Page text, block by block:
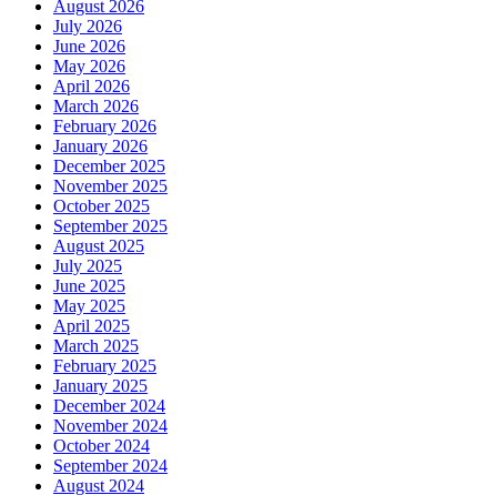
August 2026
July 2026
June 2026
May 2026
April 2026
March 2026
February 2026
January 2026
December 2025
November 2025
October 2025
September 2025
August 2025
July 2025
June 2025
May 2025
April 2025
March 2025
February 2025
January 2025
December 2024
November 2024
October 2024
September 2024
August 2024